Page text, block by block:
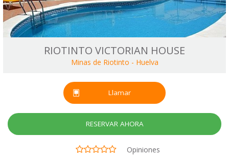
RIOTINTO VICTORIAN HOUSE
Minas de Riotinto - Huelva
Llamar
RESERVAR AHORA
Opiniones